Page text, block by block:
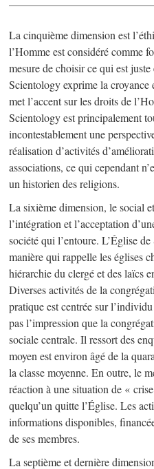
La cinquième dimension est
l’Homme est considéré comme
mesure de choisir ce qui est
Scientology exprime la croyance
met l’accent sur les droits de
Scientology est principalement
incontestablement une
réalisation d’activités
associations, ce qui cependant
un historien des religions.
La sixième dimension, le social
l’intégration et l’acceptation
société qui l’entoure. L’Église
manière qui rappelle les églises
hiérarchie du clergé et des laïcs
Diverses activités de la
pratique est centrée sur
pas l’impression que la
sociale centrale. Il ressort des
moyen est environ âgé de la
la classe moyenne. En outre, le
réaction à une situation de «
quelqu’un quitte l’Église. Les
informations disponibles,
de ses membres.
La septième et dernière